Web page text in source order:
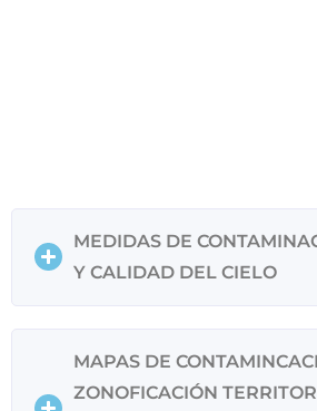
MEDIDAS DE
Y CALIDAD DEL CIELO
MAPAS DE
ZONOFICACIÓN